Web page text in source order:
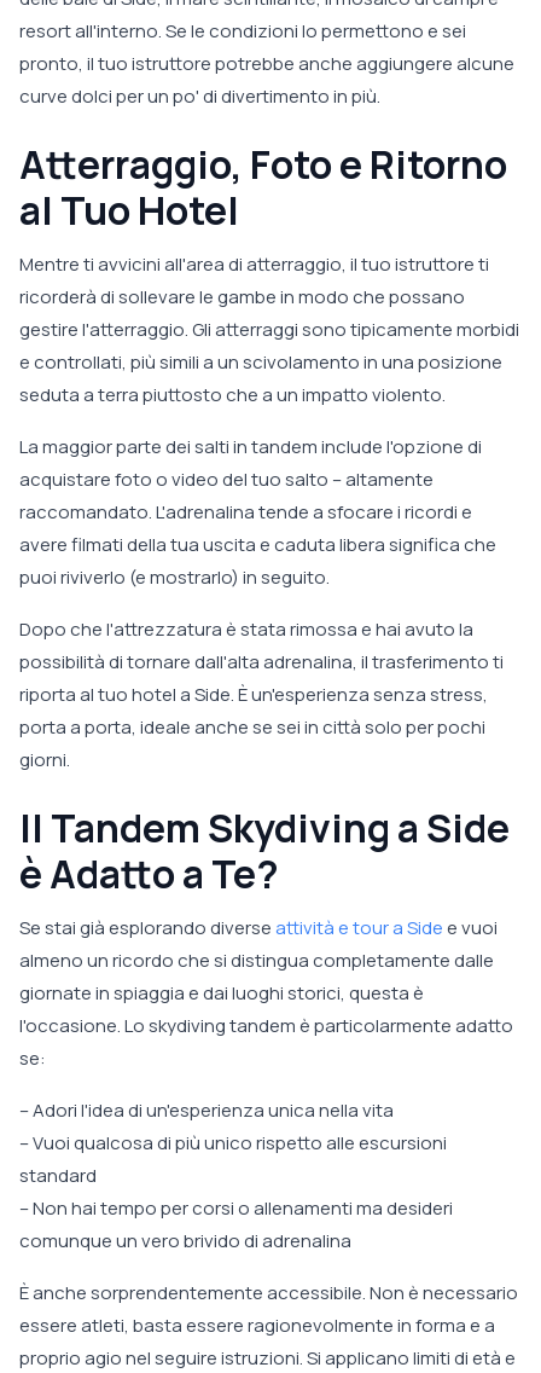
resort all'interno. Se le condizioni lo permettono e sei
pronto, il tuo istruttore potrebbe anche aggiungere alcune
curve dolci per un po' di divertimento in più.
Atterraggio, Foto e Ritorno
al Tuo Hotel
Mentre ti avvicini all'area di atterraggio, il tuo istruttore ti
ricorderà di sollevare le gambe in modo che possano
gestire l'atterraggio. Gli atterraggi sono tipicamente morbidi
e controllati, più simili a un scivolamento in una posizione
seduta a terra piuttosto che a un impatto violento.
La maggior parte dei salti in tandem include l'opzione di
acquistare foto o video del tuo salto – altamente
raccomandato. L'adrenalina tende a sfocare i ricordi e
avere filmati della tua uscita e caduta libera significa che
puoi riviverlo (e mostrarlo) in seguito.
Dopo che l'attrezzatura è stata rimossa e hai avuto la
possibilità di tornare dall'alta adrenalina, il trasferimento ti
riporta al tuo hotel a Side. È un'esperienza senza stress,
porta a porta, ideale anche se sei in città solo per pochi
giorni.
Il Tandem Skydiving a Side
è Adatto a Te?
Se stai già esplorando diverseattività e tour a Sidee vuoi
almeno un ricordo che si distingua completamente dalle
giornate in spiaggia e dai luoghi storici, questa è
l'occasione. Lo skydiving tandem è particolarmente adatto
se:
– Adori l'idea di un'esperienza unica nella vita
– Vuoi qualcosa di più unico rispetto alle escursioni
standard
– Non hai tempo per corsi o allenamenti ma desideri
comunque un vero brivido di adrenalina
È anche sorprendentemente accessibile. Non è necessario
essere atleti, basta essere ragionevolmente in forma e a
proprio agio nel seguire istruzioni. Si applicano limiti di età e